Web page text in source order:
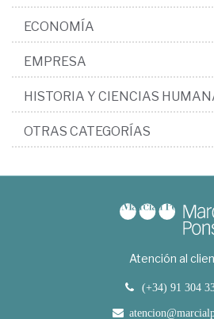
ECONOMÍA
EMPRESA
HISTORIA Y CIENCIAS
OTRAS CATEGORÍAS
Atención al
(+34) 91 304